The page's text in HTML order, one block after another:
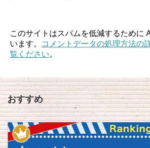
このサイトはスパムを低減するために
います。
コメントデータの処理方法の
覧ください。
おすすめ